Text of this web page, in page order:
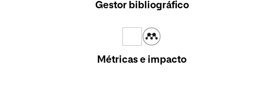
Gestor bibliográfico
Métricas e impacto